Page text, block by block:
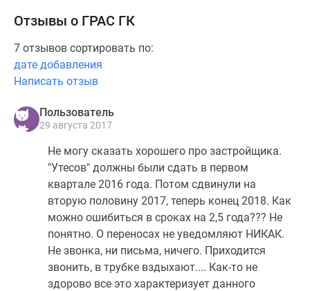
Отзывы о ГРАС ГК
7 отзывов сортировать по:
дате добавления
Написать отзыв
Пользователь
29 августа 2017
Не могу сказать хорошего про застройщика.
"Утесов" должны были сдать в первом
квартале 2016 года. Потом сдвинули на
вторую половину 2017, теперь конец 2018. Как
можно ошибиться в сроках на 2,5 года??? Не
понятно. О переносах не уведомляют НИКАК.
Не звонка, ни письма, ничего. Приходится
звонить, в трубке вздыхают.... Как-то не
здорово все это характеризует данного